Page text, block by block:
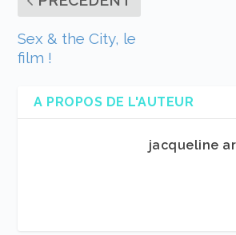
Sex & the City, le
film !
A PROPOS DE L'AUTEUR
jacqueline